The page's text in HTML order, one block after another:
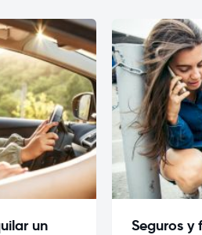
un
Seguros y